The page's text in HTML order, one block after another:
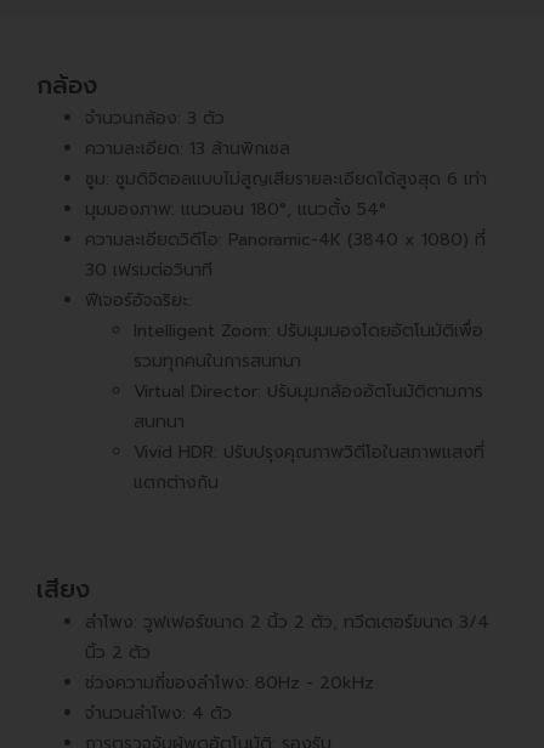
กล้อง
จำนวนกล้อง: 3 ตัว
ความละเอียด: 13 ล้านพิกเซล
ซูม: ซูมดิจิตอลแบบไม่สูญเสียรายละเอียดได้สูงสุด 6 เท่า
มุมมองภาพ: แนวนอน 180°, แนวตั้ง 54°
ความละเอียดวิดีโอ: Panoramic-4K (3840 x 1080) ที่
30 เฟรมต่อวินาที
ฟีเจอร์อัจฉริยะ:
Intelligent Zoom: ปรับมุมมองโดยอัตโนมัติเพื่อ
รวมทุกคนในการสนทนา
Virtual Director: ปรับมุมกล้องอัตโนมัติตามการ
สนทนา
Vivid HDR: ปรับปรุงคุณภาพวิดีโอในสภาพแสงที่
แตกต่างกัน
เสียง
ลำโพง: วูฟเฟอร์ขนาด 2 นิ้ว 2 ตัว, ทวีตเตอร์ขนาด 3/4
นิ้ว 2 ตัว
ช่วงความถี่ของลำโพง: 80Hz - 20kHz
จำนวนลำโพง: 4 ตัว